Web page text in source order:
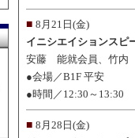
■ 8月21日(金)
イニシエイションスピ
安藤 能就会員、竹内
●会場／B1F 平安
●時間／12:30～13:30
■ 8月28日(金)